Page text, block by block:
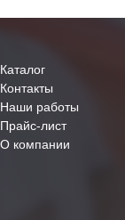
Каталог
Контакты
Наши работы
Прайс-лист
О компании